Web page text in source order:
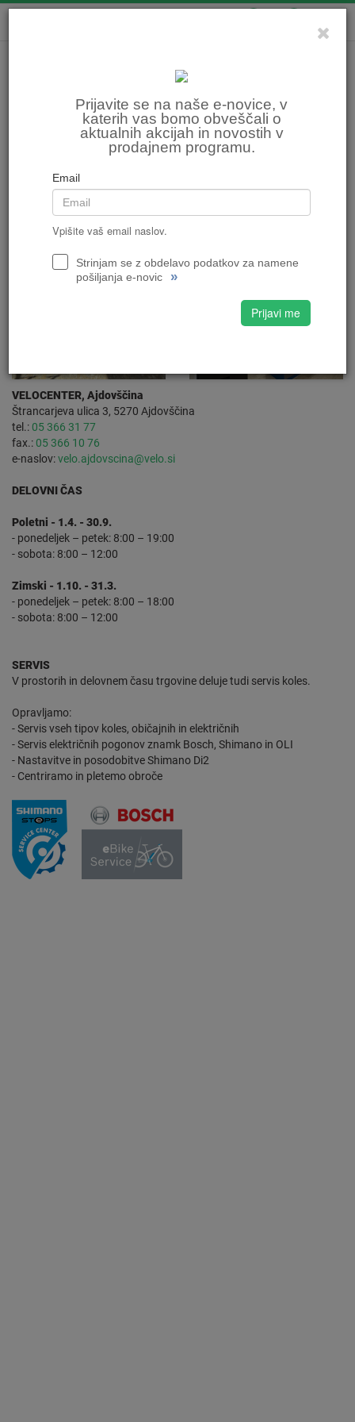
Prijavite se na naše e-novice, v
katerih vas bomo obveščali o
aktualnih akcijah in novostih v
prodajnem programu.
Email
Vpišite vaš email naslov.
Strinjam se z obdelavo podatkov za namene
pošiljanja e-novic
»
Prijavi me
VELOCENTER,
Ajdovščina
VELOCENTER, Ajdovščina
Štrancarjeva ulica 3, 5270 Ajdovščina
tel.: 05 366 31 77
fax.: 05 366 10 76
e-naslov:velo.ajdovscina@velo.si
DELOVNI ČAS
Poletni - 1.4. - 30.9.
- ponedeljek – petek: 8:00 – 19:00
- sobota: 8:00 – 12:00
Zimski - 1.10. - 31.3.
- ponedeljek – petek: 8:00 – 18:00
- sobota: 8:00 – 12:00
SERVIS
V prostorih in delovnem času trgovine deluje tudi servis koles.
Opravljamo:
- Servis vseh tipov koles, običajnih in električnih
- Servis električnih pogonov znamk Bosch, Shimano in OLI
- Nastavitve in posodobitve Shimano Di2
- Centriramo in pletemo obroče